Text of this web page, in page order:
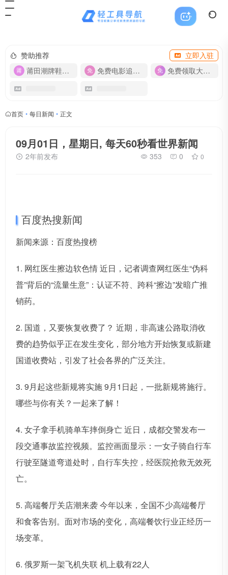
赞助推荐
立即入驻
莆田潮牌鞋服-货源
免费电影追剧APP 免费领取大流量卡【500G】
首页 • 每日新闻 • 正文
09月01日，星期日, 每天60秒看世界新闻
2年前发布 353 0 0
百度热搜新闻
新闻来源：百度热搜榜
1. 网红医生擦边软色情 近日，记者调查网红医生“伪科
普”背后的“流量生意”：认证不符、跨科“擦边”发暗广推
销药。
2. 国道，又要恢复收费了？ 近期，非高速公路取消收
费的趋势似乎正在发生变化，部分地方开始恢复或新建
国道收费站，引发了社会各界的广泛关注。
3. 9月起这些新规将实施 9月1日起，一批新规将施行。
哪些与你有关？一起来了解！
4. 女子拿手机骑单车摔倒身亡 近日，成都交警发布一
段交通事故监控视频。监控画面显示：一女子骑自行车
行驶至隧道弯道处时，自行车失控，经医院抢救无效死
亡。
5. 高端餐厅关店潮来袭 今年以来，全国不少高端餐厅
和食客告别。面对市场的变化，高端餐饮行业正经历一
场变革。
6. 俄罗斯一架飞机失联 机上载有22人